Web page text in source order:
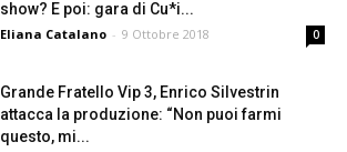
show? E poi: gara di Cu*i...
Eliana Catalano - 9 Ottobre 2018 0
Grande Fratello Vip 3, Enrico Silvestrin
attacca la produzione: “Non puoi farmi
questo, mi...